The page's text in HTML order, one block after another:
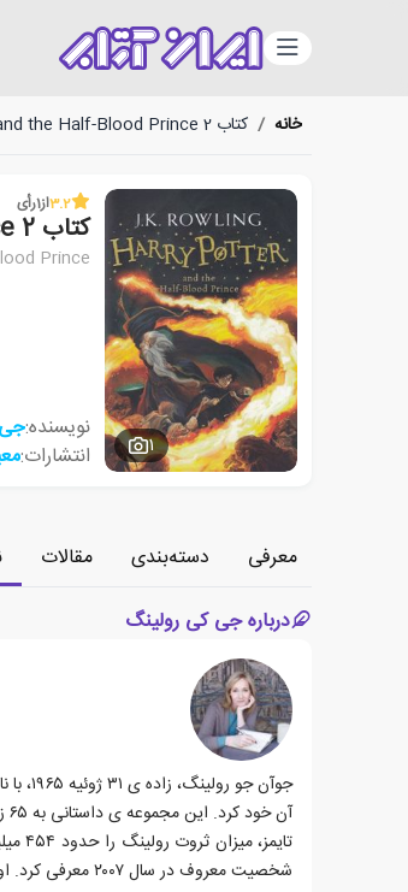
دسته‌بندی
خانه / کتاب Harry Potter and the Half-Blood Prince 2
1
3.2از1رأی
کتاب Harry Potter and the Half-Blood Prince 2
Prince
نویسنده:
انتشارات:
معرفی دسته‌بندی مقالات
درباره جی کی رولینگ
شخصیت معروف در سال ۲۰۰۷ معرفی کرد. او در حال حاضر فعالیت های انسان دوستانه و خیرخواهانه ی بسیاری را به عهده گرفته و پشتیبانی می کند.